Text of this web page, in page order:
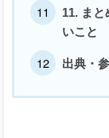
11. ま
いこと
出典・